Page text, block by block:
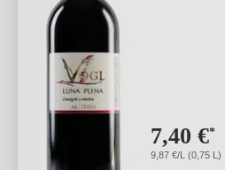
7,40 €*
9,87 €/L (0,75 L)